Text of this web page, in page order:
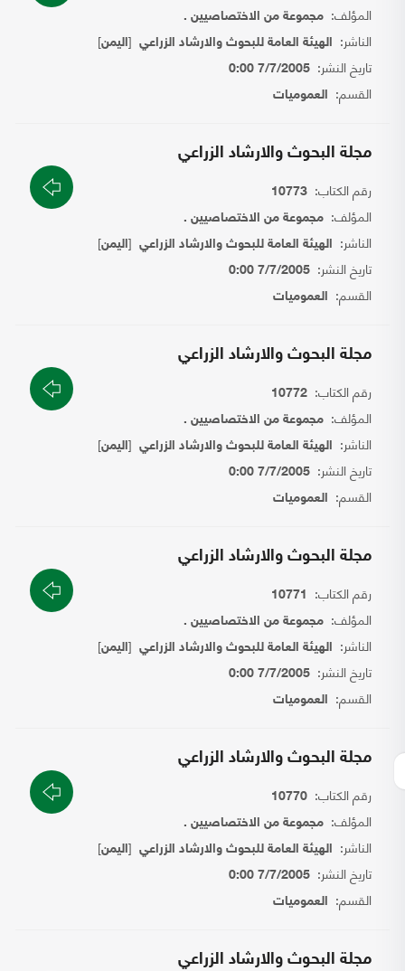
المؤلف: مجموعة من الاختصاصيين .
الناشر: الهيئة العامة للبحوث والارشاد الزراعي [اليمن]
تاريخ النشر: 7/7/2005 0:00
القسم: العموميات
مجلة البحوث والارشاد الزراعي
رقم الكتاب: 10773
المؤلف: مجموعة من الاختصاصيين .
الناشر: الهيئة العامة للبحوث والارشاد الزراعي [اليمن]
تاريخ النشر: 7/7/2005 0:00
القسم: العموميات
مجلة البحوث والارشاد الزراعي
رقم الكتاب: 10772
المؤلف: مجموعة من الاختصاصيين .
الناشر: الهيئة العامة للبحوث والارشاد الزراعي [اليمن]
تاريخ النشر: 7/7/2005 0:00
القسم: العموميات
مجلة البحوث والارشاد الزراعي
رقم الكتاب: 10771
المؤلف: مجموعة من الاختصاصيين .
الناشر: الهيئة العامة للبحوث والارشاد الزراعي [اليمن]
تاريخ النشر: 7/7/2005 0:00
القسم: العموميات
مجلة البحوث والارشاد الزراعي
رقم الكتاب: 10770
المؤلف: مجموعة من الاختصاصيين .
الناشر: الهيئة العامة للبحوث والارشاد الزراعي [اليمن]
تاريخ النشر: 7/7/2005 0:00
القسم: العموميات
مجلة البحوث والارشاد الزراعي